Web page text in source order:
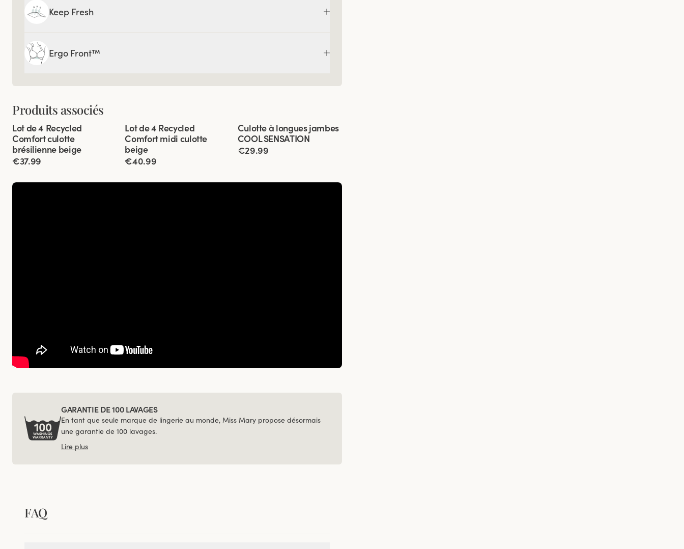
Keep Fresh
Ergo Front™
Produits associés
Viewing image 1 of 3
Lot de 4 Recycled
Comfort culotte
brésilienne beige
€37.99
Viewing image 1 of 3
Lot de 4 Recycled
Comfort midi culotte
beige
€40.99
Viewing image 1 of 3
4 pour 3
Culotte à longues jambes
COOL SENSATION
€29.99
GARANTIE DE 100 LAVAGES
En tant que seule marque de lingerie au monde, Miss Mary propose désormais
une garantie de 100 lavages.
Lire plus
FAQ